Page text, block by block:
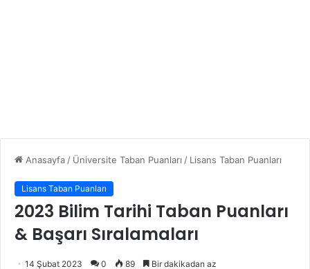
Anasayfa / Üniversite Taban Puanları / Lisans Taban Puanları
Lisans Taban Puanları
2023 Bilim Tarihi Taban Puanları
& Başarı Sıralamaları
14 Şubat 2023 0 89 Bir dakikadan az